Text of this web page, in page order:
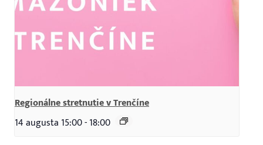
Regionálne stretnutie v Trenčíne
14 augusta 15:00-18:00